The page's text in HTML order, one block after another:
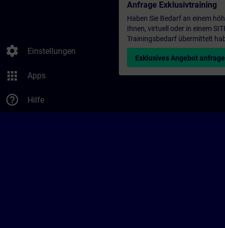
settings Einstellungen
apps Apps
help_outline Hilfe
Anfrage Exklusivtraining
Haben Sie Bedarf an einem
Ihnen, virtuell oder in einem
Trainingsbedarf übermittelt
Exklusives Angebot